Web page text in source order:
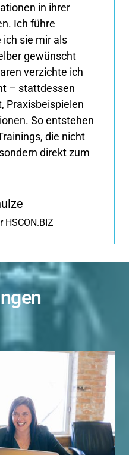
in ihrer
Ich führe
ich sie mir als
gewünscht
verzichte ich
– stattdessen
Praxisbeispielen
So entstehen
die nicht
direkt zum
HSCON.BIZ